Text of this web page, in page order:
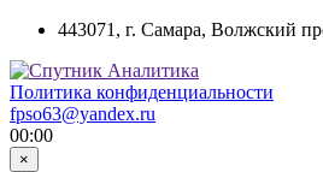
443071, г. Самара, Волжский
Политика конфиденциальности
fpso63@yandex.ru
00:00
×